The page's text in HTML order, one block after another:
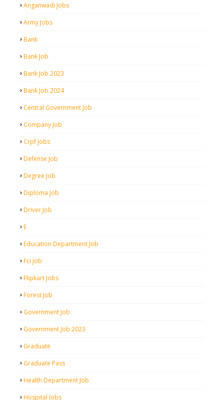
Anganwadi Jobs
Army Jobs
Bank
Bank Job
Bank Job 2023
Bank Job 2024
Central Government Job
Company Job
Crpf Jobs
Defense Job
Degree Job
Diploma Job
Driver Job
E
Education Department Job
Fci Job
Flipkart Jobs
Forest Job
Government Job
Government Job 2023
Graduate
Graduate Pass
Health Department Job
Hospital Jobs